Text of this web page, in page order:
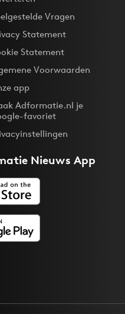
Vragen
Statement
Statement
Voorwaarden
app
Adformatie.nl je
favoriet
Nieuws App